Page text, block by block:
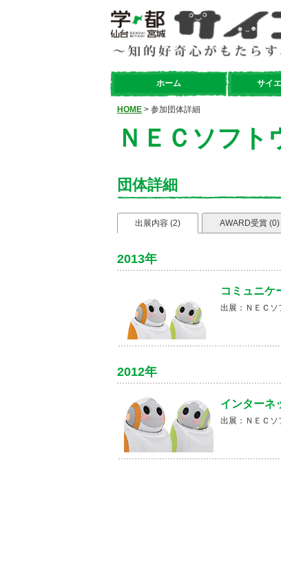
ホーム サイ
HOME > 参加団体詳細
ＮＥＣソフト
団体詳細
出展内容 (2) AWARD受賞 (0)
2013年
コミュニケ
出展：ＮＥＣソ
2012年
インターネ
出展：ＮＥＣソ